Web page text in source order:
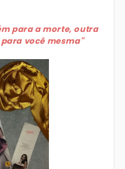
para a morte, outra
você mesma"